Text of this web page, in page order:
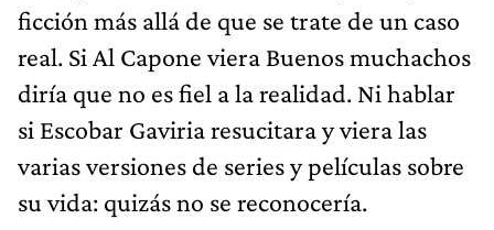
ficción más allá de que se trate de un caso
real. Si Al Capone viera Buenos muchachos
diría que no es fiel a la realidad. Ni hablar
si Escobar Gaviria resucitara y viera las
varias versiones de series y películas sobre
su vida: quizás no se reconocería.